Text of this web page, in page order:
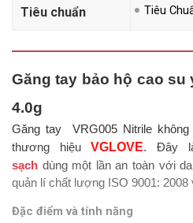
Tiêu chuẩn Tiêu
Găng tay bảo hộ cao su
4.0g
Găng tay VRG005 Nitrile
thương hiệuVGLOVE. Đây
sạch dùng một lần an toàn với
quản lí chất lượng ISO 9001: 2008
Đặc điểm và tính năng